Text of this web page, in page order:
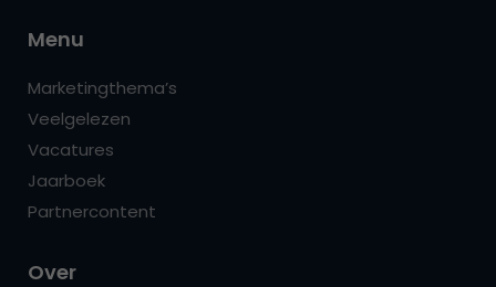
Menu
Marketingthema’s
Veelgelezen
Vacatures
Jaarboek
Partnercontent
Over